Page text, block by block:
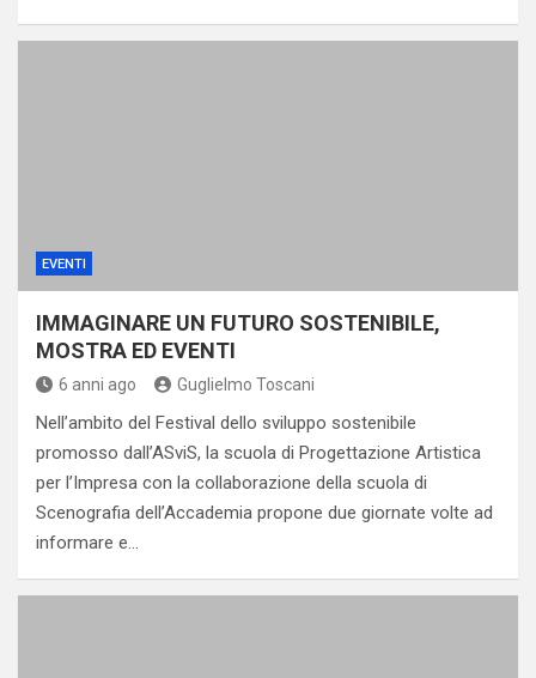
EVENTI
IMMAGINARE UN FUTURO SOSTENIBILE,
MOSTRA ED EVENTI
6 anni ago Guglielmo Toscani
Nell’ambito del Festival dello sviluppo sostenibile
promosso dall’ASviS, la scuola di Progettazione Artistica
per l’Impresa con la collaborazione della scuola di
Scenografia dell’Accademia propone due giornate volte ad
informare e…